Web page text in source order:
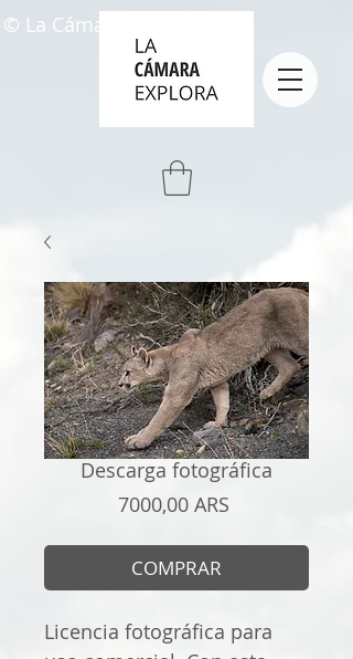
© La Cámara Explora
Descarga fotográfica
7000,00 ARS
COMPRAR
Licencia fotográfica para